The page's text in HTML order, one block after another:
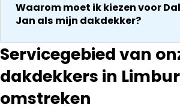
Waarom moet ik kiezen voor
Jan als mijn dakdekker?
Servicegebied van
dakdekkers in
omstreken